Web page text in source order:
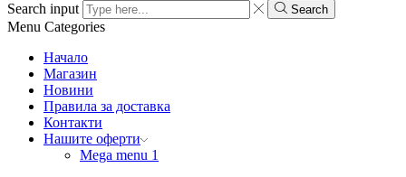
Search input Search
Menu Categories
Начало
Магазин
Новини
Правила за доставка
Контакти
Нашите оферти
Mega menu 1